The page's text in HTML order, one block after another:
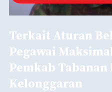
Terkait Aturan
Pegawai
Pemkab Tabanan
Kelonggaran